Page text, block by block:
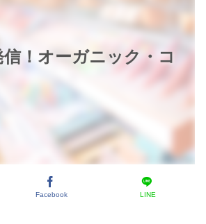
！オーガニック・コ
Facebook LINE